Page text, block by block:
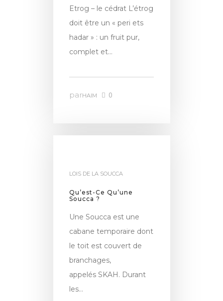
Etrog – le cédrat L’étrog
doit être un « peri ets
hadar » : un fruit pur,
complet et…
parHAIM 0
LOIS DE LA SOUCCA
Qu’est-Ce Qu’une
Soucca ?
Une Soucca est une
cabane temporaire dont
le toit est couvert de
branchages,
appelés SKAH. Durant
les…